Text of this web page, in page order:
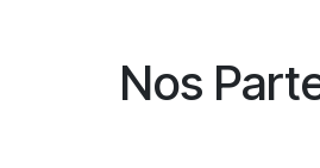
Nos